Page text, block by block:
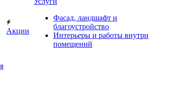
Акции
Фасад, ландшафт и
благоустройство
Интерьеры и работы внутри
помещений